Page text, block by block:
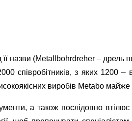
назви (Metallbohrdreher – дрель
співробітників, з яких 1200
виробів Metabo майже
а також послідовно